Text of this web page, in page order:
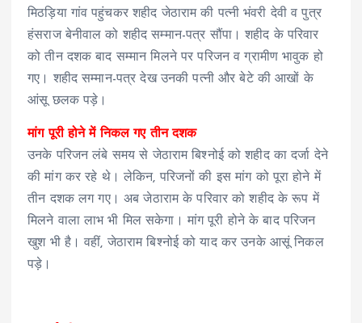
मिठड़िया गांव पहुंचकर शहीद जेठाराम की पत्नी भंवरी देवी व पुत्र
हंसराज बेनीवाल को शहीद सम्मान-पत्र सौंपा। शहीद के परिवार
को तीन दशक बाद सम्मान मिलने पर परिजन व ग्रामीण भावुक हो
गए। शहीद सम्मान-पत्र देख उनकी पत्नी और बेटे की आखों के
आंसू छलक पड़े।
मांग पूरी होने में निकल गए तीन दशक
उनके परिजन लंबे समय से जेठाराम बिश्नोई को शहीद का दर्जा देने
की मांग कर रहे थे। लेकिन, परिजनों की इस मांग को पूरा होने में
तीन दशक लग गए। अब जेठाराम के परिवार को शहीद के रूप में
मिलने वाला लाभ भी मिल सकेगा। मांग पूरी होने के बाद परिजन
खुश भी है। वहीं, जेठाराम बिश्नोई को याद कर उनके आसूं निकल
पड़े।